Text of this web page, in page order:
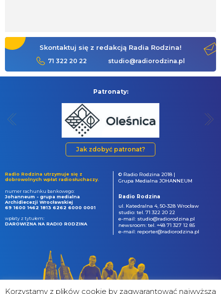
Skontaktuj się z redakcją Radia Rodzina!
71 322 20 22 studio@radiorodzina.pl
Patronaty:
Jak zdobyć patronat?
Radio Rodzina utrzymuje się z
dobrowolnych wpłat radiosłuchaczy.
numer rachunku bankowego:
Johanneum - grupa medialna
Archidiecezji Wrocławskiej
69 1600 1462 1813 6262 6000 0001
wpłaty z tytułem:
DAROWIZNA NA RADIO RODZINA
© Radio Rodzina 2018 |
Grupa Medialna JOHANNEUM
Radio Rodzina
ul. Katedralna 4, 50-328 Wrocław
studio: tel. 71 322 20 22
e-mail: studio@radiorodzina.pl
newsroom: tel. +48 71 327 12 85
e-mail: reporter@radiorodzina.pl
Korzystamy z plików cookie by zagwarantować najwyższa